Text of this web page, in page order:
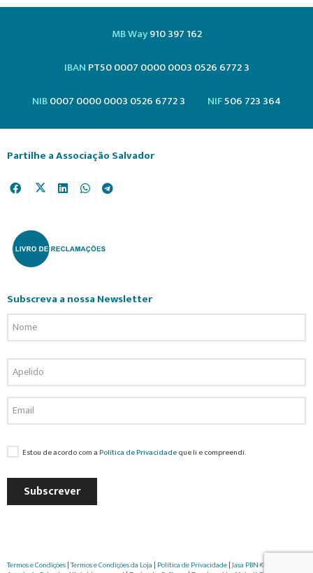
MB Way910 397 162
IBAN PT50 0007 0000 0003 0526 6772 3
NIB0007 0000 0003 0526 6772 3 NIF506 723 364
Partilhe a Associação Salvador
Subscreva a nossa Newsletter
Estou de acordo com aPolítica de Privacidadeque li e compreendi.
Subscrever
Termos e Condições|Termos e Condições da Loja | Política de Privacidade|Jasa PBN© 2022